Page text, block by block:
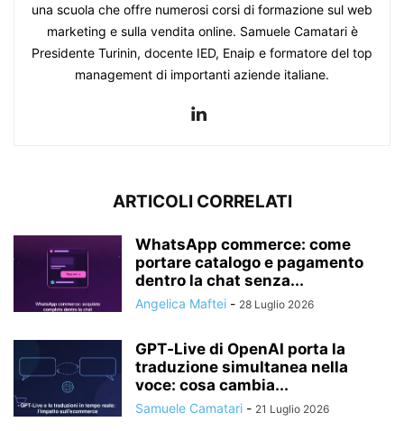
una scuola che offre numerosi corsi di formazione sul web
marketing e sulla vendita online. Samuele Camatari è
Presidente Turinin, docente IED, Enaip e formatore del top
management di importanti aziende italiane.
ARTICOLI CORRELATI
WhatsApp commerce: come
portare catalogo e pagamento
dentro la chat senza...
Angelica Maftei - 28 Luglio 2026
GPT‑Live di OpenAI porta la
traduzione simultanea nella
voce: cosa cambia...
Samuele Camatari - 21 Luglio 2026